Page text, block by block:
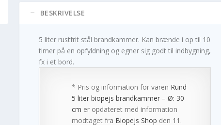
BESKRIVELSE
5 liter rustfrit stål brandkammer. Kan brænde i op til 10
timer på en opfyldning og egner sig godt til indbygning,
fx i et bord.
* Pris og information for varen Rund
5 liter biopejs brandkammer – Ø: 30
cm er opdateret med information
modtaget fra Biopejs Shop den 11.